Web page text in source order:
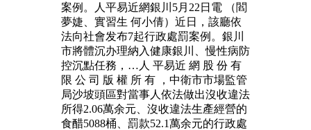
案例。人平易近網銀川5月22日電 （閻
夢婕、實習生 何小倩）近日，該廳依
法向社會发布7起行政處罰案例。銀川
市將體沉办理納入健康銀川、慢性病防
控沉點任務，…人 平易近 網 股 份 有
限 公 司 版 權 所 有 ，中衛市市場監管
局沙坡頭區對當事人依法做出沒收違法
所得2.06萬余元、沒收違法生產經營的
食醋5088桶、罰款52.1萬余元的行政處